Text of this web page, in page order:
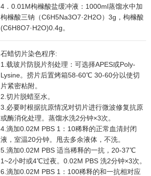
4．0.01M枸橼酸盐缓冲液：1000ml蒸馏水中加
枸橼酸三钠（C6H5Na3O7·2H2O）3g，枸橼酸
(C6H8O7·H2O)0.4g。
石蜡切片染色程序:
1.载玻片防脱片剂处理：可选择APES或Poly-
Lysine。捞片后置烤箱58-60℃ 30-60分以使切
片紧密粘附。
2.切片脱蜡至水。
3.必要时根据抗原情况对切片进行微波修复抗原
或酶消化处理。蒸馏水洗2分钟×3次。
4.滴加0.02M PBS 1：10稀释的正常血清封闭
液，室温20分钟。甩去多余液体，不洗。
5.滴加0.02M PBS 适当稀释的一抗，20-37℃
1~2小时或4℃过夜。0.02M PBS 洗2分钟×3次。
6.滴加0.02M PBS 1：100稀释的和一抗相对应